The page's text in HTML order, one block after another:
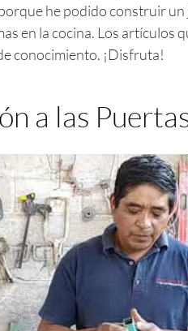
he podido construir
en la cocina. Los artículos
conocimiento. ¡Disfruta!
a las